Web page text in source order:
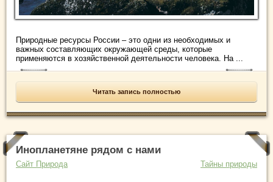
Природные ресурсы России – это одни из необходимых и
важных составляющих окружающей среды, которые
применяются в хозяйственной деятельности человека. На ...
Читать запись полностью
Инопланетяне рядом с нами
Сайт Природа Тайны природы